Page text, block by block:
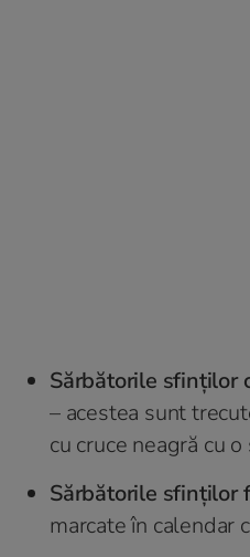
Sărbătorile sfinților
– acestea sunt
cu cruce neagră cu
Sărbătorile sfinților
marcate în calendar